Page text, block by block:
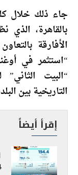
جاء ذلك خلال
بالقاهرة، الذي
الأفارقة
“استثمر في
“البيت
التاريخية بين
إقرأ أيضاً